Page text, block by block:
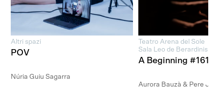
Altri spazi
POV
Núria Guiu Sagarra
Teatro Arena del Sole
Sala Leo de Berardinis
A Beginning
Aurora Bauzà & Pere Jou